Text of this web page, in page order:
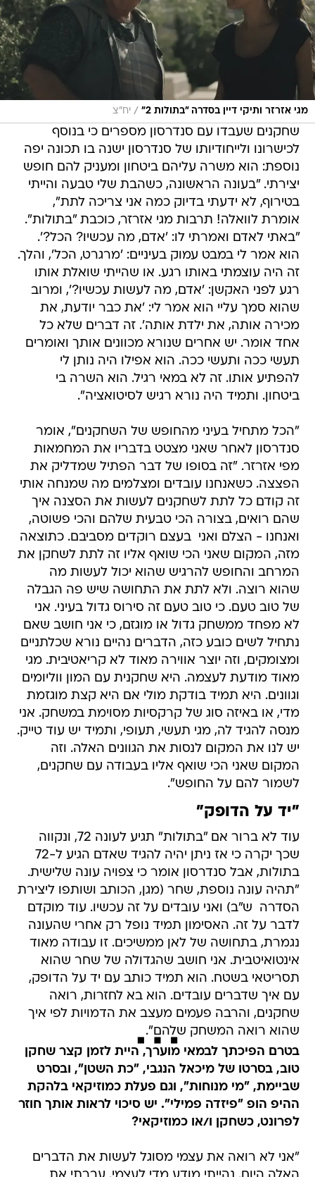
מגי אזרזר ותיקי דיין בסדרה "בתולות 2" / יח"צ
שחקנים שעבדו עם סנדרסון מספרים כי בנוסף
לכישרונו ולייחודיותו של סנדרסון ישנה בו תכונה יפה
נוספת: הוא משרה עליהם ביטחון ומעניק להם חופש
יצירתי. "בעונה הראשונה, כשהבת שלי טבעה והייתי
בטירוף, לא ידעתי בדיוק כמה אני צריכה לתת",
אומרת לוואלה! תרבות מגי אזרזר, כוכבת "בתולות".
"באתי לאדם ואמרתי לו: 'אדם, מה עכשיו? הכל?'.
הוא אמר לי במבט עמוק בעיניים: 'מרגרט, הכל', והלך.
זה היה עוצמתי באותו רגע. או שהייתי שואלת אותו
רגע לפני האקשן: 'אדם, מה לעשות עכשיו?', ומרוב
שהוא סמך עליי הוא אמר לי: 'את כבר יודעת, את
מכירה אותה, את ילדת אותה'. זה דברים שלא כל
אחד אומר. יש אחרים שנורא מכוונים אותך ואומרים
תעשי ככה ותעשי ככה. הוא אפילו היה נותן לי
להפתיע אותו. זה לא במאי רגיל. הוא השרה בי
ביטחון. ותמיד היה נורא רגיש לסיטואציה".
"הכל מתחיל בעיני מהחופש של השחקנים", אומר
סנדרסון לאחר שאני מצטט בדבריו את המחמאות
מפי אזרזר. "זה בסופו של דבר הפתיל שמדליק את
הפצצה. כשאנחנו עובדים ומצלמים מה שמנחה אותי
זה קודם כל לתת לשחקנים לעשות את הסצנה איך
שהם רואים, בצורה הכי טבעית שלהם והכי פשוטה,
ואנחנו - הצלם ואני  בעצם רוקדים מסביבם. כתוצאה
מזה, המקום שאני הכי שואף אליו זה לתת לשחקן את
המרחב והחופש להרגיש שהוא יכול לעשות מה
שהוא רוצה. ולא לתת את התחושה שיש פה הגבלה
של טוב טעם. כי טוב טעם זה סירוס גדול בעיני. אני
לא מפחד ממשחק גדול או מוגזם, כי אני חושב שאם
נתחיל לשים כובע כזה, הדברים נהיים נורא שכלתניים
ומצומקים, וזה יוצר אווירה מאוד לא קריאטיבית. מגי
מאוד מודעת לעצמה. היא שחקנית עם המון ווליומים
וגוונים. היא תמיד בודקת מולי אם היא קצת מוגזמת
מדי, או באיזה סוג של קרקסיות מסוימת במשחק. אני
מנסה להגיד לה, מגי תעשי, תעופי, ותמיד יש עוד טייק.
יש לנו את המקום לנסות את הגוונים האלה. וזה
המקום שאני הכי שואף אליו בעבודה עם שחקנים,
לשמור להם על החופש".
"יד על הדופק"
עוד לא ברור אם "בתולות" תגיע לעונה 72, ונקווה
שכך יקרה כי אז ניתן יהיה להגיד שאדם הגיע ל-72
בתולות, אבל סנדרסון אומר כי צפויה עונה שלישית.
"תהיה עונה נוספת, שחר (מגן, הכותב ושותפו ליצירת
הסדרה  ש"ב) ואני עובדים על זה עכשיו. עוד מוקדם
לדבר על זה. האסימון תמיד נופל רק אחרי שהעונה
נגמרת, בתחושה של לאן ממשיכים. זו עבודה מאוד
אינטואיטבית. אני חושב שהגדולה של שחר שהוא
תסריטאי בשטח. הוא תמיד כותב עם יד על הדופק,
עם איך שדברים עובדים. הוא בא לחזרות, רואה
שחקנים, והרבה פעמים מעצב את הדמויות לפי איך
שהוא רואה המשחק שלהם".
בטרם הפיכתך לבמאי מוערך, היית לזמן קצר שחקן
טוב, בסרטו של מיכאל הנגבי, "כת השטן", ובסרט
שביימת, "מי מנוחות", וגם פעלת כמוזיקאי בלהקת
ההיפ הופ "פיזדה פמילי". יש סיכוי לראות אותך חוזר
לפרונט, כשחקן ו/או כמוזיקאי?
"אני לא רואה את עצמי מסוגל לעשות את הדברים